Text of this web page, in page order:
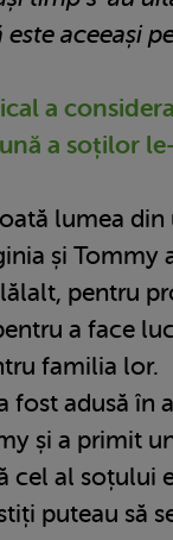
aceeași
a
a soților
lumea din
și Tommy
pentru
a face
familia lor.
fost adusă în
și a primit
cel al soțului
puteau să